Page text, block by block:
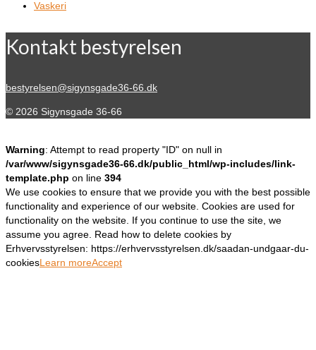
Vaskeri
Kontakt bestyrelsen
bestyrelsen@sigynsgade36-66.dk
© 2026 Sigynsgade 36-66
Warning: Attempt to read property "ID" on null in
/var/www/sigynsgade36-66.dk/public_html/wp-includes/link-
template.php on line 394
We use cookies to ensure that we provide you with the best possible
functionality and experience of our website. Cookies are used for
functionality on the website. If you continue to use the site, we
assume you agree. Read how to delete cookies by
Erhvervsstyrelsen: https://erhvervsstyrelsen.dk/saadan-undgaar-du-
cookiesLearn moreAccept